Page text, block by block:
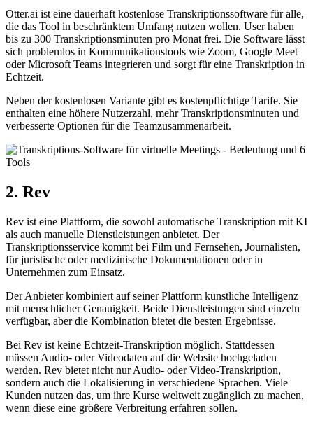
Otter.ai ist eine dauerhaft kostenlose Transkriptionssoftware für alle,
die das Tool in beschränktem Umfang nutzen wollen. User haben
bis zu 300 Transkriptionsminuten pro Monat frei. Die Software lässt
sich problemlos in Kommunikationstools wie Zoom, Google Meet
oder Microsoft Teams integrieren und sorgt für eine Transkription in
Echtzeit.
Neben der kostenlosen Variante gibt es kostenpflichtige Tarife. Sie
enthalten eine höhere Nutzerzahl, mehr Transkriptionsminuten und
verbesserte Optionen für die Teamzusammenarbeit.
2. Rev
Rev ist eine Plattform, die sowohl automatische Transkription mit KI
als auch manuelle Dienstleistungen anbietet. Der
Transkriptionsservice kommt bei Film und Fernsehen, Journalisten,
für juristische oder medizinische Dokumentationen oder in
Unternehmen zum Einsatz.
Der Anbieter kombiniert auf seiner Plattform künstliche Intelligenz
mit menschlicher Genauigkeit. Beide Dienstleistungen sind einzeln
verfügbar, aber die Kombination bietet die besten Ergebnisse.
Bei Rev ist keine Echtzeit-Transkription möglich. Stattdessen
müssen Audio- oder Videodaten auf die Website hochgeladen
werden. Rev bietet nicht nur Audio- oder Video-Transkription,
sondern auch die Lokalisierung in verschiedene Sprachen. Viele
Kunden nutzen das, um ihre Kurse weltweit zugänglich zu machen,
wenn diese eine größere Verbreitung erfahren sollen.